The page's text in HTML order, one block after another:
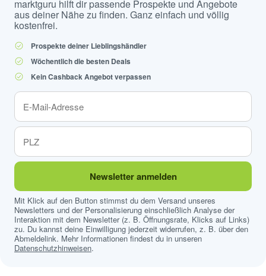
marktguru hilft dir passende Prospekte und Angebote
aus deiner Nähe zu finden. Ganz einfach und völlig
kostenfrei.
Prospekte deiner Lieblingshändler
Wöchentlich die besten Deals
Kein Cashback Angebot verpassen
Newsletter anmelden
Mit Klick auf den Button stimmst du dem Versand unseres
Newsletters und der Personalisierung einschließlich Analyse der
Interaktion mit dem Newsletter (z. B. Öffnungsrate, Klicks auf Links)
zu. Du kannst deine Einwilligung jederzeit widerrufen, z. B. über den
Abmeldelink. Mehr Informationen findest du in unseren
Datenschutzhinweisen.